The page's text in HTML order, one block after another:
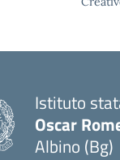
Istituto
Oscar
Albino (Bg)